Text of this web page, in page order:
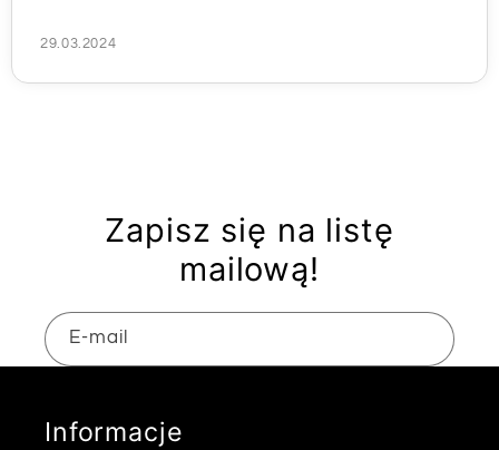
29.03.2024
Zapisz się na listę
mailową!
E-mail
Informacje